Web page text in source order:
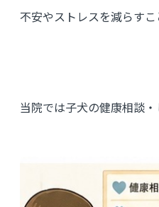
不安やストレスを減らすこ
当院では子犬の健康相談